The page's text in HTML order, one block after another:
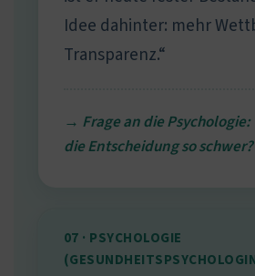
Idee dahinter: mehr
Transparenz.“
→ Frage an die
die Entscheidung so schwer?
07 · PSYCHOLOGIE